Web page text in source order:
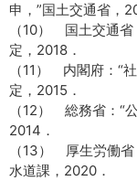
申，”国土交通省，
（10） 国土交通省
定，2018．
（11） 内閣府：“
定，2015．
（12） 総務省：“
2014．
（13） 厚生労働
水道課，2020．